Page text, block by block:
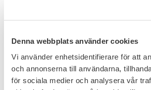
Denna webbplats använder cookies
Vi använder enhetsidentifierare för att
och annonserna till användarna,
för sociala medier och analysera vår
Add to favorites
Umarex Glock 17 GEN4
Airsoft replika på 1,3 joule.
3 199KR
3 999 KR
Add
Umarex
MOS
mm
blowback
2 956